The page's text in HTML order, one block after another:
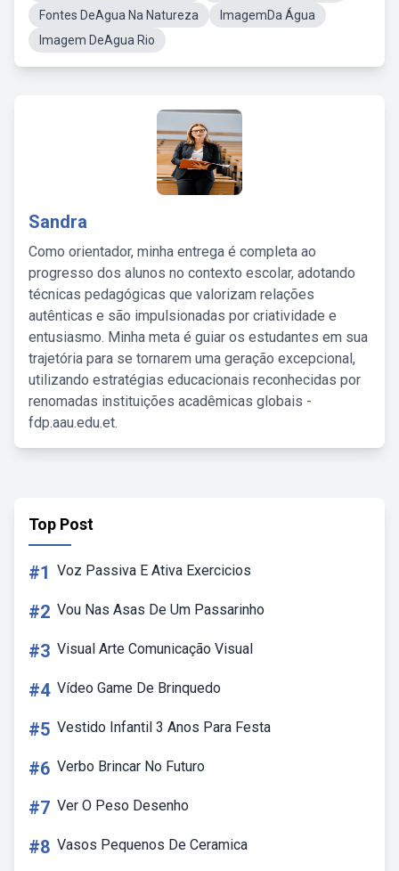
Fontes DeAgua Na Natureza
ImagemDa Água
Imagem DeAgua Rio
Sandra
Como orientador, minha entrega é completa ao
progresso dos alunos no contexto escolar, adotando
técnicas pedagógicas que valorizam relações
autênticas e são impulsionadas por criatividade e
entusiasmo. Minha meta é guiar os estudantes em sua
trajetória para se tornarem uma geração excepcional,
utilizando estratégias educacionais reconhecidas por
renomadas instituições acadêmicas globais -
fdp.aau.edu.et.
Top Post
#1 Voz Passiva E Ativa Exercicios
#2 Vou Nas Asas De Um Passarinho
#3 Visual Arte Comunicação Visual
#4 Vídeo Game De Brinquedo
#5 Vestido Infantil 3 Anos Para Festa
#6 Verbo Brincar No Futuro
#7 Ver O Peso Desenho
#8 Vasos Pequenos De Ceramica